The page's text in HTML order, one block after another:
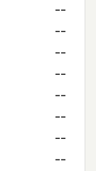
--
--
--
--
--
--
--
--